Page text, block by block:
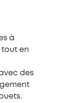
à
tout en
des